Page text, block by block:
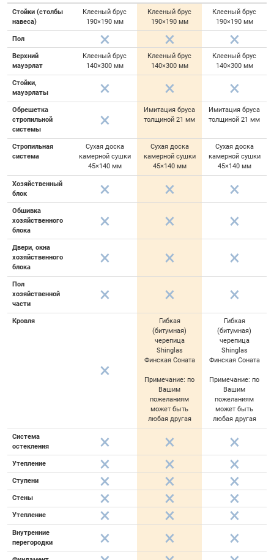
Стойки (столбы
навеса)
Клееный брус
190×190 мм
Клееный брус
190×190 мм
Клееный брус
190×190 мм
Пол
Верхний
мауэрлат
Клееный брус
140×300 мм
Клееный брус
140×300 мм
Клееный брус
140×300 мм
Стойки,
мауэрлаты
Обрешетка
стропильной
системы
Имитация бруса
толщиной 21 мм
Имитация бруса
толщиной 21 мм
Стропильная
система
Сухая доска
камерной сушки
45×140 мм
Сухая доска
камерной сушки
45×140 мм
Сухая доска
камерной сушки
45×140 мм
Хозяйственный
блок
Обшивка
хозяйственного
блока
Двери, окна
хозяйственного
блока
Пол
хозяйственной
части
Кровля
Гибкая
(битумная)
черепица
Shinglas
Финская Соната
Примечание: по
Вашим
пожеланиям
может быть
любая другая
Гибкая
(битумная)
черепица
Shinglas
Финская Соната
Примечание: по
Вашим
пожеланиям
может быть
любая другая
Система
остекления
Утепление
Ступени
Стены
Утепление
Внутренние
перегородки